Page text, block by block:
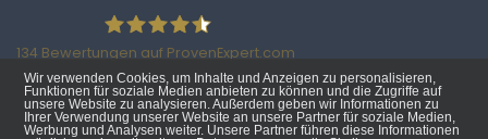
Wir verwenden Cookies, um Inhalte und Anzeigen zu personalisieren,
Funktionen für soziale Medien anbieten zu können und die Zugriffe auf
unsere Website zu analysieren. Außerdem geben wir Informationen zu
Ihrer Verwendung unserer Website an unsere Partner für soziale Medien,
Werbung und Analysen weiter. Unsere Partner führen diese Informationen
Ratzke Hill Partnerschaftsgesellschaft
134 Bewertungen auf ProvenExpert.com